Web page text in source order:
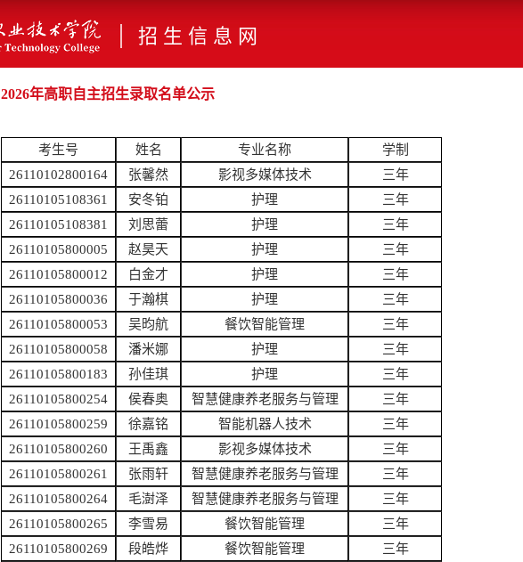
| 招 生 信 息 网
2026年高职自主招生录取名单公示
考生号 姓名 专业名称
学制
26110102800164
张馨然 影视多媒体技术
三年
26110105108361
安冬铂 护理
三年
26110105108381
刘思蕾 护理
三年
26110105800005
赵昊天 护理
三年
26110105800012
白金才 护理
三年
26110105800036
于瀚棋 护理
三年
26110105800053
吴昀航 餐饮智能管理
三年
26110105800058
潘米娜 护理
三年
26110105800183
孙佳琪 护理
三年
26110105800254
侯春奥 智慧健康养老服务与管理
三年
26110105800259
徐嘉铭 智能机器人技术
三年
26110105800260
王禹鑫 影视多媒体技术
三年
26110105800261
张雨轩 智慧健康养老服务与管理
三年
26110105800264
毛澍泽 智慧健康养老服务与管理
三年
26110105800265
李雪易 餐饮智能管理
三年
26110105800269
段皓烨 餐饮智能管理
三年